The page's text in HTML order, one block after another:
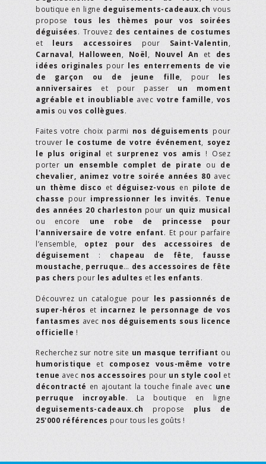
boutique en ligne deguisements-cadeaux.ch vous
propose tous les thèmes pour vos soirées
déguisées. Trouvez des centaines de costumes
et leurs accessoires pour Saint-Valentin,
Carnaval, Halloween, Noël, Nouvel An et des
idées originales pour les enterrements de vie
de garçon ou de jeune fille, pour les
anniversaires et pour passer un moment
agréable et inoubliable avec votre famille, vos
amis ou vos collègues.
Faites votre choix parmi nos déguisements pour
trouver le costume de votre événement, soyez
le plus original et surprenez vos amis ! Osez
porter un ensemble complet de pirate ou de
chevalier, animez votre soirée années 80 avec
un thème disco et déguisez-vous en pilote de
chasse pour impressionner les invités. Tenue
des années 20 charleston pour un quiz musical
ou encore une robe de princesse pour
l'anniversaire de votre enfant. Et pour parfaire
l’ensemble, optez pour des accessoires de
déguisement : chapeau de fête, fausse
moustache, perruque… des accessoires de fête
pas chers pour les adultes et les enfants.
Découvrez un catalogue pour les passionnés de
super-héros et incarnez le personnage de vos
fantasmes avec nos déguisements sous licence
officielle !
Recherchez sur notre site un masque terrifiant ou
humoristique et composez vous-même votre
tenue avec nos accessoires pour un style cool et
décontracté en ajoutant la touche finale avec une
perruque incroyable. La boutique en ligne
deguisements-cadeaux.ch propose plus de
25'000 références pour tous les goûts !